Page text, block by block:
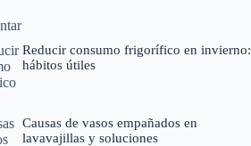
Reducir consumo frigorífico en invierno:
hábitos útiles
Causas de vasos empañados en
lavavajillas y soluciones